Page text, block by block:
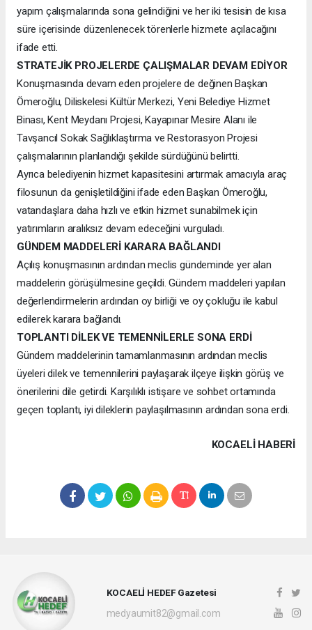
yapım çalışmalarında sona gelindiğini ve her iki tesisin de kısa
süre içerisinde düzenlenecek törenlerle hizmete açılacağını
ifade etti.
STRATEJİK PROJELERDE ÇALIŞMALAR DEVAM EDİYOR
Konuşmasında devam eden projelere de değinen Başkan
Ömeroğlu, Diliskelesi Kültür Merkezi, Yeni Belediye Hizmet
Binası, Kent Meydanı Projesi, Kayapınar Mesire Alanı ile
Tavşancıl Sokak Sağlıklaştırma ve Restorasyon Projesi
çalışmalarının planlandığı şekilde sürdüğünü belirtti.
Ayrıca belediyenin hizmet kapasitesini artırmak amacıyla araç
filosunun da genişletildiğini ifade eden Başkan Ömeroğlu,
vatandaşlara daha hızlı ve etkin hizmet sunabilmek için
yatırımların aralıksız devam edeceğini vurguladı.
GÜNDEM MADDELERİ KARARA BAĞLANDI
Açılış konuşmasının ardından meclis gündeminde yer alan
maddelerin görüşülmesine geçildi. Gündem maddeleri yapılan
değerlendirmelerin ardından oy birliği ve oy çokluğu ile kabul
edilerek karara bağlandı.
TOPLANTI DİLEK VE TEMENNİLERLE SONA ERDİ
Gündem maddelerinin tamamlanmasının ardından meclis
üyeleri dilek ve temennilerini paylaşarak ilçeye ilişkin görüş ve
önerilerini dile getirdi. Karşılıklı istişare ve sohbet ortamında
geçen toplantı, iyi dileklerin paylaşılmasının ardından sona erdi.
KOCAELI HABERİ
KOCAELİ HEDEF Gazetesi
medyaumit82@gmail.com